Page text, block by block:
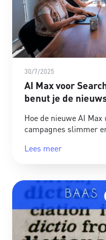
30/7/2025
AI Max voor
benut je de
Hoe de nieuwe AI
campagnes slimmer
Lees meer